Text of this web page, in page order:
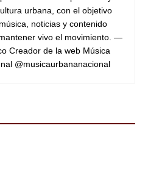
urbana, con el objetivo
noticias y contenido
vivo el movimiento. —
Creador de la web Música
@musicaurbananacional